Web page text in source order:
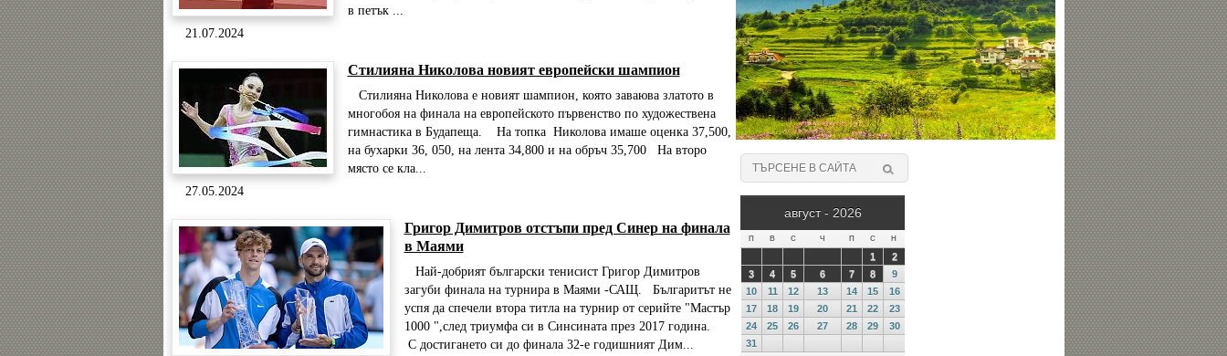
в петък ...
21.07.2024
Стилияна Николова новият европейски шампион
Стилияна Николова е новият шампион, която заваюва златото в
многобоя на финала на европейското първенство по художествена
гимнастика в Будапеща. На топка Николова имаше оценка 37,500,
на бухарки 36, 050, на лента 34,800 и на обръч 35,700 На второ
място се кла...
27.05.2024
Григор Димитров отстъпи пред Синер на финала
в Маями
Най-добрият български тенисист Григор Димитров
загуби финала на турнира в Маями -САЩ. Българитът не
успя да спечели втора титла на турнир от серийте "Мастър
1000 ",след триумфа си в Синсината през 2017 година.
С достигането си до финала 32-е годишният Дим...